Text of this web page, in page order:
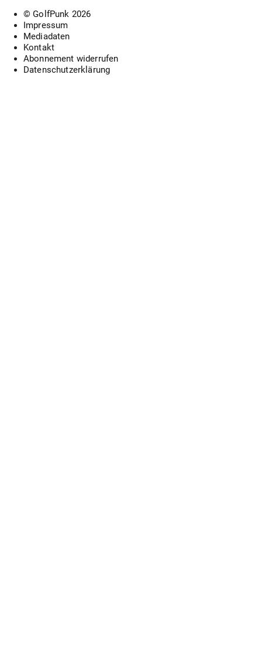
© GolfPunk 2026
Impressum
Mediadaten
Kontakt
Abonnement widerrufen
Datenschutzerklärung